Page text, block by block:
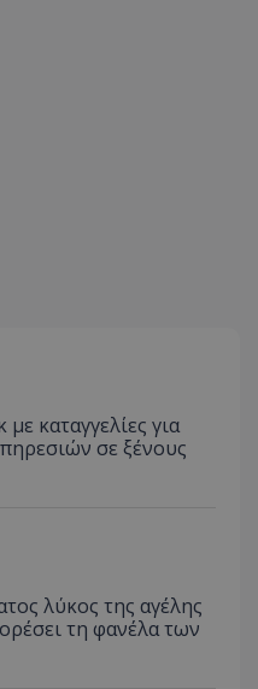
καταγγελίες για
σε ξένους
λύκος της αγέλης
τη φανέλα των